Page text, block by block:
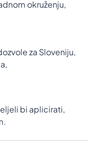
okruženju,
za Sloveniju,
bi aplicirati,